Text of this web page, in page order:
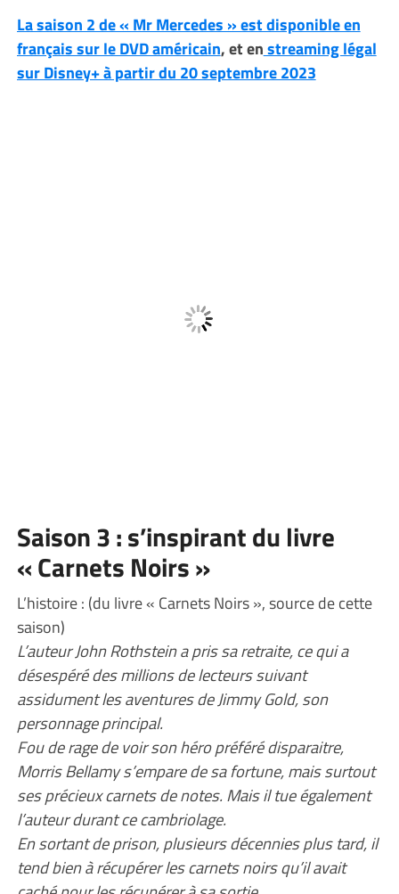
La saison 2 de « Mr Mercedes » est disponible en
français sur le DVD américain, et enstreaming légal
sur Disney+ à partir du 20 septembre 2023
Saison 3 : s’inspirant du livre
« Carnets Noirs »
L’histoire : (du livre « Carnets Noirs », source de cette
saison)
L’auteur John Rothstein a pris sa retraite, ce qui a
désespéré des millions de lecteurs suivant
assidument les aventures de Jimmy Gold, son
personnage principal.
Fou de rage de voir son héro préféré disparaitre,
Morris Bellamy s’empare de sa fortune, mais surtout
ses précieux carnets de notes. Mais il tue également
l’auteur durant ce cambriolage.
En sortant de prison, plusieurs décennies plus tard, il
tend bien à récupérer les carnets noirs qu’il avait